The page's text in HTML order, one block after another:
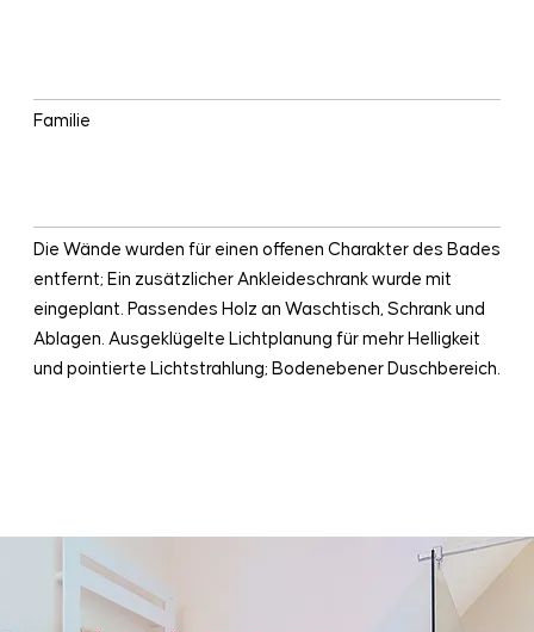
Familie
Die Wände wurden für einen offenen Charakter des Bades
entfernt; Ein zusätzlicher Ankleideschrank wurde mit
eingeplant. Passendes Holz an Waschtisch, Schrank und
Ablagen. Ausgeklügelte Lichtplanung für mehr Helligkeit
und pointierte Lichtstrahlung; Bodenebener Duschbereich.